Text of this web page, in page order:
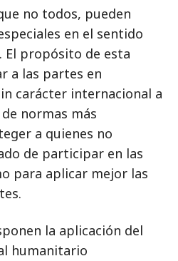
no todos, pueden
en el sentido
El propósito de esta
a las partes en
carácter internacional a
normas más
a quienes no
de participar en las
para aplicar mejor las
la aplicación del
humanitario